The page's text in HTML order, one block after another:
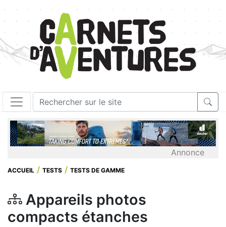
Annonce
ACCUEIL TESTS TESTS DE GAMME
Appareils photos
compacts étanches